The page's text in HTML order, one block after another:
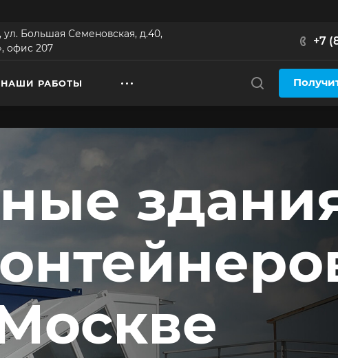
ул. Большая Семеновская, д.40,
офис 207
+7
НАШИ РАБОТЫ